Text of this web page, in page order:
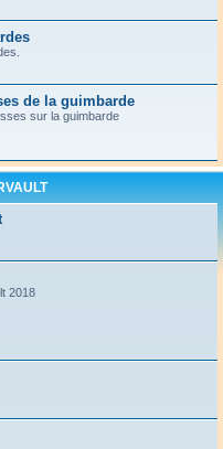
de la guimbarde
sur la guimbarde
2018